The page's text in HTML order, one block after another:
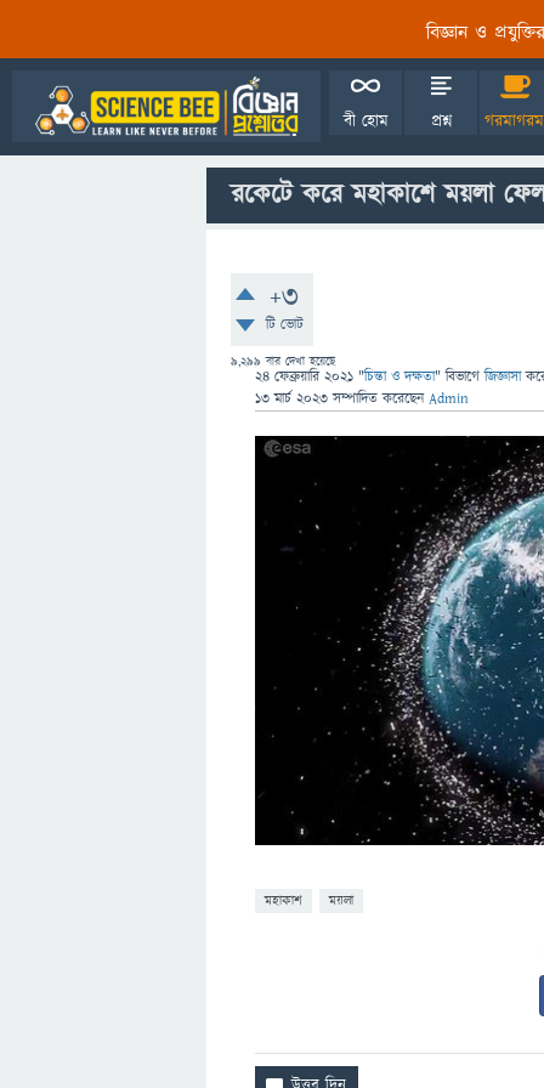
বিজ্ঞান ও
বী হোম প্রশ্ন
রকেটে করে মহাকাশে ময়লা
+3
টি ভোট
9,299 বার দেখা হয়েছে
24 ফেব্রুয়ারি 2021 "চিন্তা ও দক্ষতা" বিভাগে জিজ্ঞাসা
13 মার্চ 2023 সম্পাদিত করেছেনAdmin
মহাকাশ ময়লা